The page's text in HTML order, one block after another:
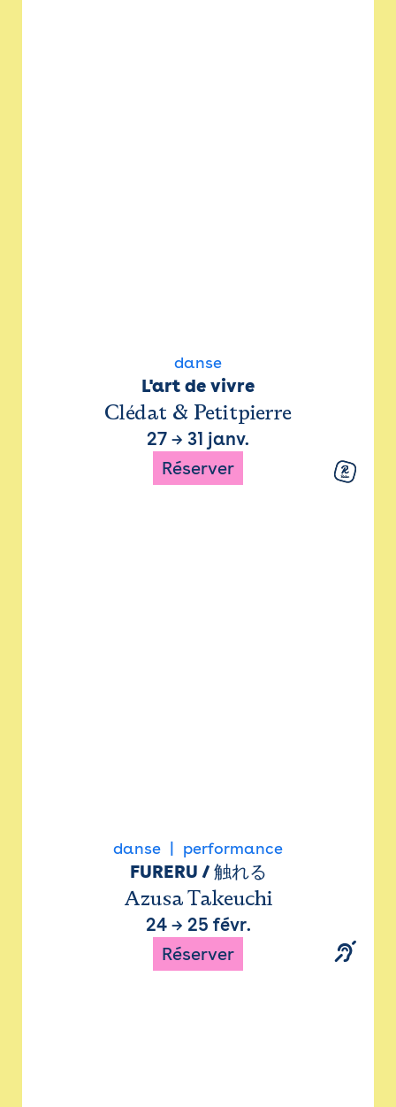
danse
L'art de vivre
Clédat & Petitpierre
27 → 31 janv.
Réserver
danse performance
FURERU / 触れる
Azusa Takeuchi
24→ 25 févr.
Réserver